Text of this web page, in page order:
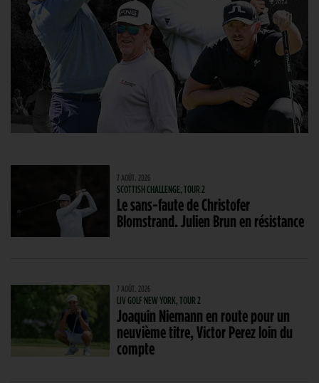
7 AOÛT. 2026
SCOTTISH CHALLENGE, TOUR 2
Le sans-faute de Christofer
Blomstrand. Julien Brun en résistance
7 AOÛT. 2026
LIV GOLF NEW YORK, TOUR 2
Joaquin Niemann en route pour un
neuvième titre, Victor Perez loin du
compte